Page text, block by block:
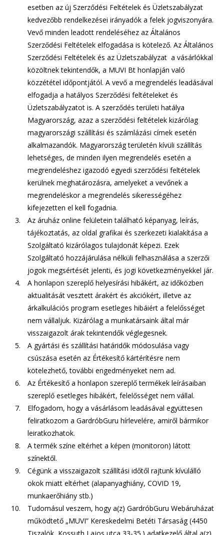
esetben az új Szerződési Feltételek és Üzletszabályzat
kedvezőbb rendelkezései irányadók a felek jogviszonyára.
Vevő minden leadott rendeléséhez az Általános
Szerződési Feltételek elfogadása is kötelező. Az Általános
Szerződési Feltételek és az Üzletszabályzat a vásárlókkal
közöltnek tekintendők, a MUVI Bt honlapján való
közzététel időpontjától. A vevő a megrendelés leadásával
elfogadja a hatályos Szerződési feltételeket és
Üzletszabályzatot is. A szerződés területi hatálya
Magyarország, azaz a szerződési feltételek kizárólag
magyarországi szállítási és számlázási címek esetén
alkalmazandók. Magyarország területén kívüli szállítás
lehetséges, de minden ilyen megrendelés esetén a
megrendeléshez igazodó egyedi szerződési feltételek
kerülnek meghatározásra, amelyeket a vevőnek a
megrendeléskor a megrendelés sikerességéhez
kifejezetten el kell fogadnia.
Az áruház online felületein található képanyag, leírás,
tájékoztatás, az oldal grafikai és szerkezeti kialakítása a
Szolgáltató kizárólagos tulajdonát képezi. Ezek
Szolgáltató hozzájárulása nélküli felhasználása a szerzői
jogok megsértését jelenti, és jogi következményekkel jár.
A honlapon szereplő helyesírási hibákért, az időközben
aktualitását vesztett árakért és akciókért, illetve az
árkalkulációs program esetleges hibáiért a felelősséget
nem vállaljuk. Kizárólag a munkatársaink által már
visszaigazolt árak tekintendők véglegesnek.
A gyártási és szállítási határidők módosulása vagy
csúszása esetén az Értékesítő kártérítésre nem
kötelezhető, további engedményeket nem ad.
Az Értékesítő a honlapon szereplő termékek leírásaiban
szereplő esetleges hibákért, felelősséget nem vállal.
Elfogadom, hogy a vásárlásom leadásával együttesen
feliratkozom a GardróbGuru hírlevelére, amiről bármikor
leiratkozhatok.
A termék színe eltérhet a képen (monitoron) látott
színektől.
Cégünk a visszaigazolt szállítási időtől rajtunk kívülálló
okok miatt eltérhet (alapanyaghiány, COVID 19,
munkaerőhiány stb.)
Tudomásul veszem, hogy a(z) GardróbGuru Webáruházat
működtető „MUVI” Kereskedelmi Betéti Társaság (4450